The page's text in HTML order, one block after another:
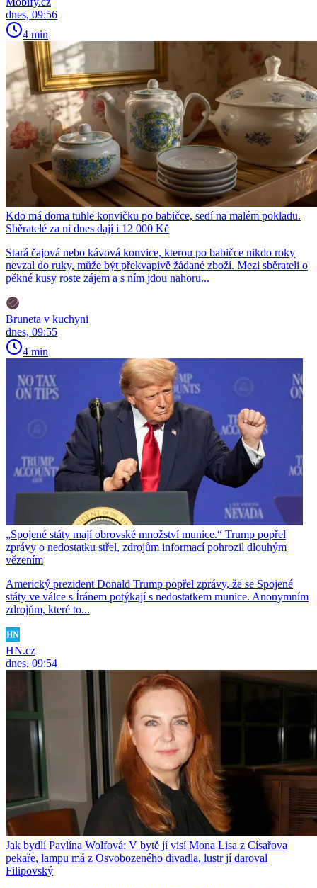
dnes, 09:56
4 min
Kdo má doma tuhle konvičku po babičce, sedí na malém pokladu.
Sběratelé za ni dnes dají i 12 000 Kč
Stará čajová nebo kávová konvice, kterou po babičce nikdo roky
nevzal do ruky, může být překvapivě žádané zboží. Mezi sběrateli o
pěkné kusy roste zájem a s ním jdou nahoru...
Bruneta v kuchyni
dnes, 09:55
4 min
„Spojené státy mají obrovské množství munice.“ Trump popřel
zprávy o nedostatku střel, zdrojům informací pohrozil dlouhým
vězením
Americký prezident Donald Trump popřel zprávy, že se Spojené
státy ve válce s Íránem potýkají s nedostatkem munice. Anonymním
zdrojům, které to...
HN.cz
dnes, 09:54
Jak bydlí Pavlína Wolfová: V bytě jí visí Mona Lisa z Císařova
pekaře, lampu má z Osvobozeného divadla, lustr jí daroval
Filipovský